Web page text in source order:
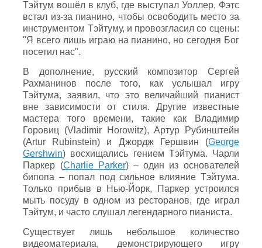
Тэйтум вошёл в клуб, где выступал Уоллер, Фэтс
встал из-за пианино, чтобы освободить место за
инструментом Тэйтуму, и провозгласил со сцены:
"Я всего лишь играю на пианино, но сегодня Бог
посетил нас".
В дополнение, русский композитор Сергей
Рахманинов после того, как услышал игру
Тэйтума, заявил, что это величайший пианист
вне зависимости от стиля. Другие известные
мастера того времени, такие как Владимир
Горовиц (Vladimir Horowitz), Артур Рубинштейн
(Artur Rubinstein) и Джордж Гершвин (George
Gershwin) восхищались гением Тэйтума. Чарли
Паркер (Charlie Parker) – один из основателей
бипопа – попал под сильное влияние Тэйтума.
Только прибыв в Нью-Йорк, Паркер устроился
мыть посуду в одном из ресторанов, где играл
Тэйтум, и часто слушал легендарного пианиста.
Существует лишь небольшое количество
видеоматериала, демонстрирующего игру